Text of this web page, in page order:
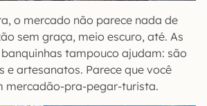
o mercado não parece nada de
sem graça, meio escuro, até. As
tampouco ajudam: são
e artesanatos. Parece que você
mercadão-pra-pegar-turista.